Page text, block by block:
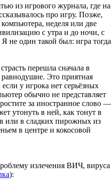
из игрового журнала, где на
про игру. Позже,
неделя или две
с утра и до ночи, с
не один такой был: игра тогда
перешла сначала в
Это приятная
у игрока нет серьёзных
обычно не представляет
за иностранное слово —
утонуть в ней, как тонут в
или в сладких пирожных из
в центре и кокосовой
излечения ВИЧ, вируса
):